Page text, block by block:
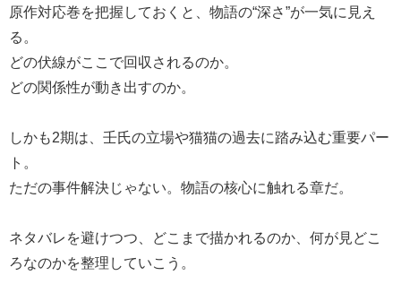
原作対応巻を把握しておくと、物語の“深さ”が一気に見え
る。
どの伏線がここで回収されるのか。
どの関係性が動き出すのか。
しかも2期は、壬氏の立場や猫猫の過去に踏み込む重要パー
ト。
ただの事件解決じゃない。物語の核心に触れる章だ。
ネタバレを避けつつ、どこまで描かれるのか、何が見どこ
ろなのかを整理していこう。